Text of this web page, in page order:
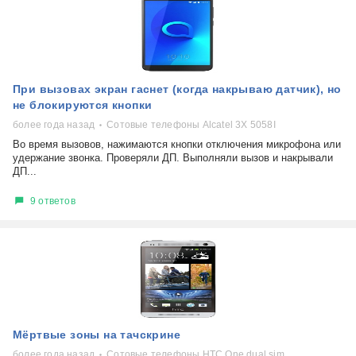
При вызовах экран гаснет (когда накрываю датчик), но
не блокируются кнопки
более года назад Сотовые телефоны Alcatel 3X 5058I
Во время вызовов, нажимаются кнопки отключения микрофона или
удержание звонка. Проверяли ДП. Выполняли вызов и накрывали
ДП...
9 ответов
Мёртвые зоны на тачскрине